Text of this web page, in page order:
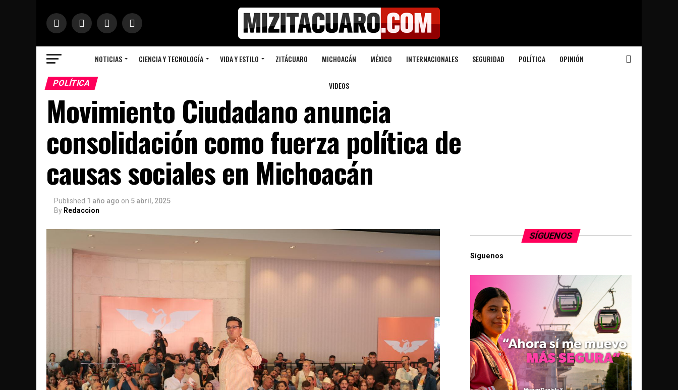
NOTICIAS CIENCIA Y TECNOLOGÍA VIDA Y ESTILO ZITÁCUARO MICHOACÁN MÉXICO INTERNACIONALES SEGURIDAD POLÍTICA OPINIÓN
VIDEOS
POLÍTICA
Movimiento Ciudadano anuncia
consolidación como fuerza política de
causas sociales en Michoacán
Published 1 año ago on 5 abril, 2025
By Redaccion
SÍGUENOS
Síguenos